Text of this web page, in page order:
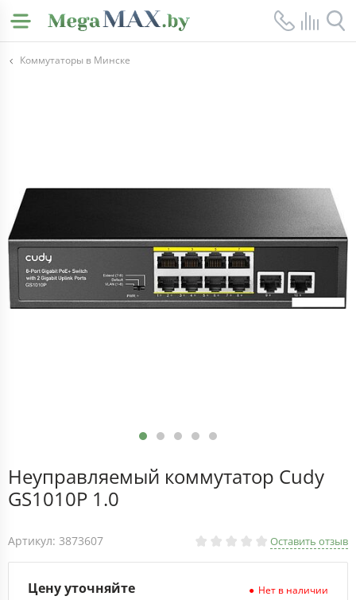
Коммутаторы в Минске
Неуправляемый коммутатор Cudy
GS1010P 1.0
Артикул: 3873607 Оставить отзыв
Цену уточняйте Нет в наличии